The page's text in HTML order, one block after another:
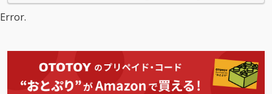
Error.